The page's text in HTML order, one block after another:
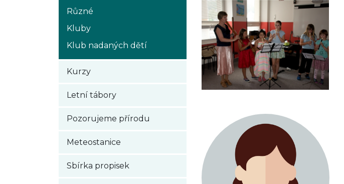
Různé
Kluby
Klub nadaných dětí
Kurzy
Letní tábory
Pozorujeme přírodu
Meteostanice
Sbírka propisek